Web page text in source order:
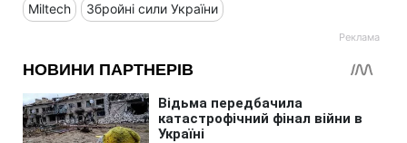
Miltech Збройні сили України